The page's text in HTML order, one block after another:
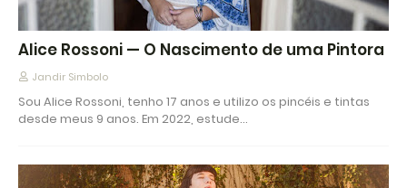
Alice Rossoni — O Nascimento de uma Pintora
Jandir Simbolo
Sou Alice Rossoni, tenho 17 anos e utilizo os pincéis e tintas
desde meus 9 anos. Em 2022, estude…